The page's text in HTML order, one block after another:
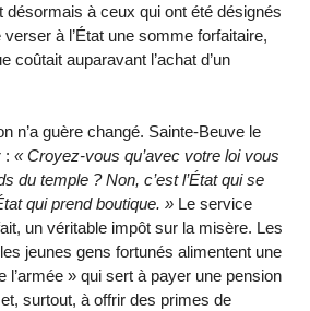
désormais à ceux qui ont été désignés
à l’État une somme forfaitaire,
coûtait auparavant l’achat d’un
n’a guère changé. Sainte-Beuve le
:
Croyez-vous qu’avec votre loi vous
du temple ? Non, c’est l’État qui se
qui prend boutique.
Le service
un véritable impôt sur la misère. Les
jeunes gens fortunés alimentent une
l’armée » qui sert à payer une pension
surtout, à offrir des primes de